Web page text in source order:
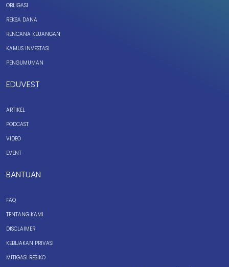
OBLIGASI
REKSA DANA
RENCANA KEUANGAN
KAMUS INVESTASI
PENGUMUMAN
EDUVEST
ARTIKEL
PODCAST
VIDEO
EVENT
BANTUAN
FAQ
TENTANG KAMI
DISCLAIMER
KEBIJAKAN PRIVASI
MITIGASI RESIKO